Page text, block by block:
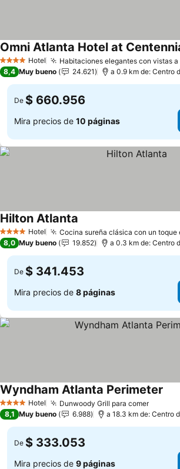
4 EstrellasHotel Habitaciones elegantes con vistas
Omni Atlanta Hotel at
8,4 Muy bueno 24.621 a 0.9 km de: Centro
De $ 660.956
Mira precios de 10 páginas
4 EstrellasHotel Cocina sureña clásica con un toque
Hilton Atlanta
8,0 Muy bueno 19.852 a 0.3 km de: Centro
De $ 341.453
Mira precios de 8 páginas
4 EstrellasHotel Dunwoody Grill para comer
Wyndham Atlanta Perimeter
8,1 Muy bueno 6.988 a 18.3 km de: Centro
De $ 333.053
Mira precios de 9 páginas